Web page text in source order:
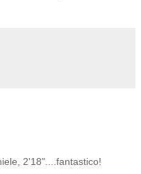
2'18"....fantastico!